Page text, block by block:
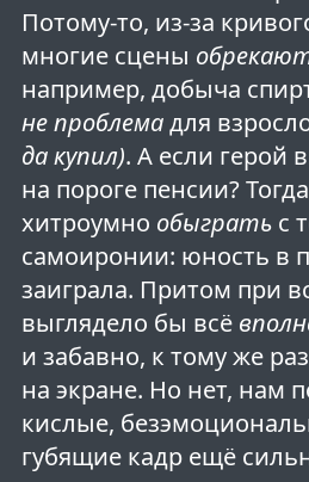
Потому-то, из-за
многие сцены
например, добыча
не проблемадля
да купил). А если герой
на пороге пенсии?
хитроумно обыгратьс
самоиронии: юность в
заиграла. Притом при
выглядело бы всё
и забавно, к тому же
на экране. Но нет, нам
кислые,
губящие кадр ещё